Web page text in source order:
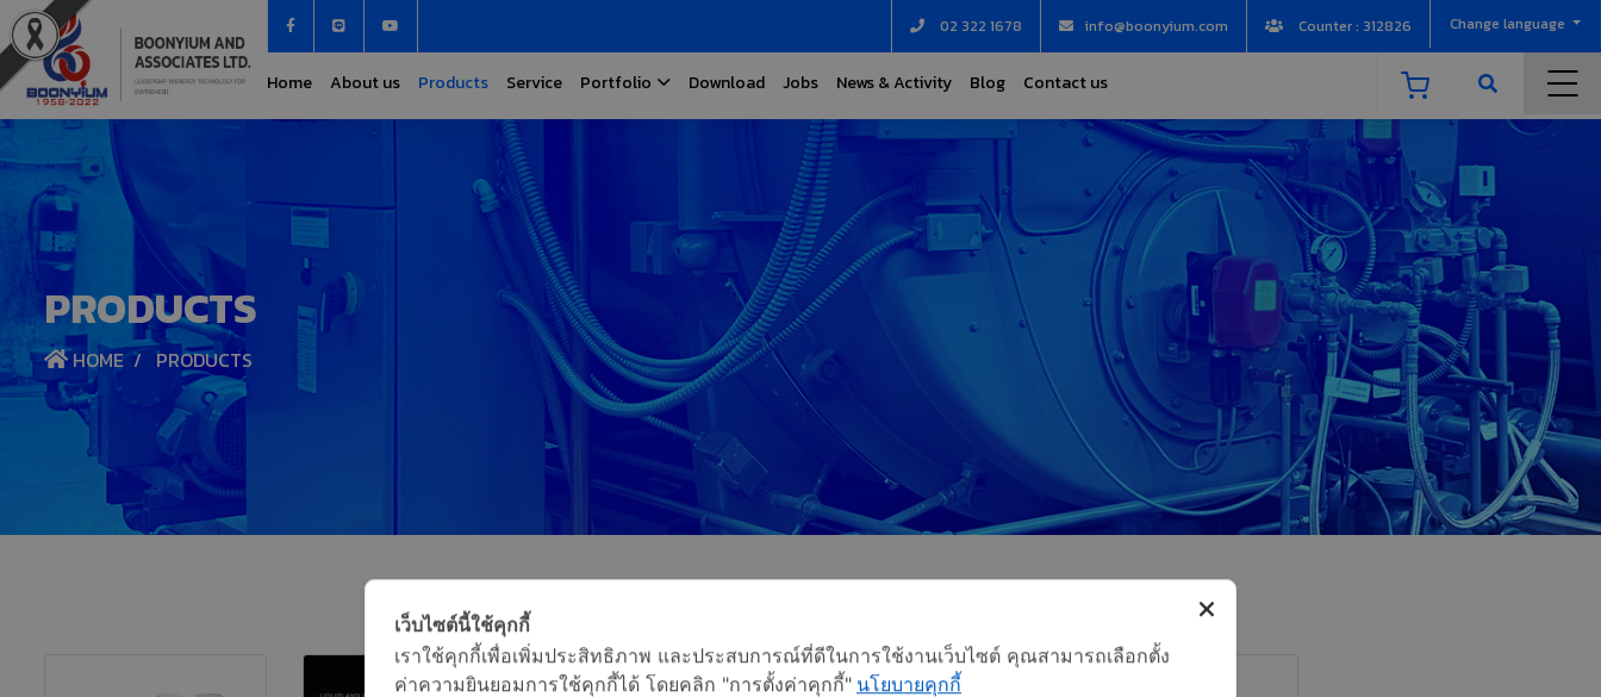
02 322 1678 info@boonyium.com Counter : 312826 Change language
Home About us Products Service Portfolio Download Jobs News & Activity Blog Contact us
PRODUCTS
HOME PRODUCTS
เว็บไซต์นี้ใช้คุกกี้
เราใช้คุกกี้เพื่อเพิ่มประสิทธิภาพ และประสบการณ์ที่ดีในการใช้งานเว็บไซต์ คุณสามารถเลือกตั้ง
ค่าความยินยอมการใช้คุกกี้ได้ โดยคลิก "การตั้งค่าคุกกี้" นโยบายคุกกี้